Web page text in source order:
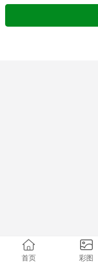
首页 彩图